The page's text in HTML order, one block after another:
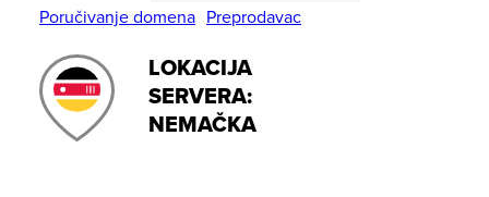
Poručivanje domena Preprodavac
LOKACIJA
SERVERA:
NEMAČKA